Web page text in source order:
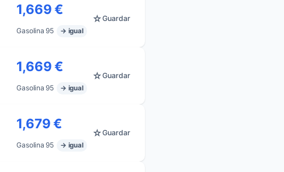
1,669 €
Gasolina 95 → igual
☆Guardar
1,669 €
Gasolina 95 → igual
☆Guardar
1,679 €
Gasolina 95 → igual
☆Guardar